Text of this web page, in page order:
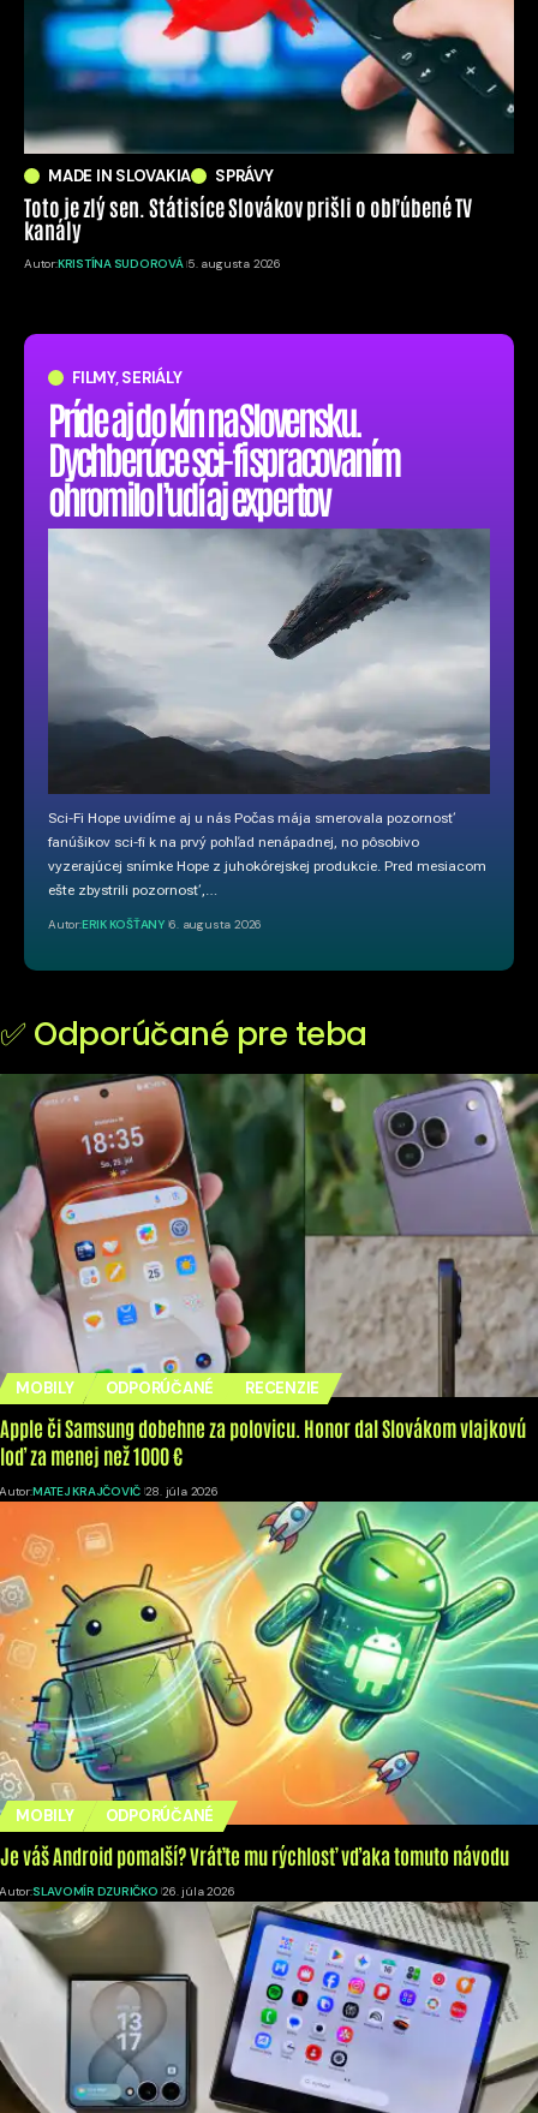
FILMY, SERIÁLY
Príde aj do kín na Slovensku.
Dychberúce sci-fi spracovaním
ohromilo ľudí aj expertov
Sci-Fi Hope uvidíme aj u nás Počas mája smerovala pozornosť
fanúšikov sci-fi k na prvý pohľad nenápadnej, no pôsobivo
vyzerajúcej snímke Hope z juhokórejskej produkcie. Pred mesiacom
ešte zbystrili pozornosť,…
Autor:ERIK KOŠŤANY 6. augusta 2026
MADE IN SLOVAKIA SPRÁVY
Toto je zlý sen. Státisíce Slovákov prišli o obľúbené TV
kanály
Autor:KRISTÍNA SUDOROVÁ 5. augusta 2026
✅ Odporúčané pre teba
MOBILY ODPORÚČANÉ RECENZIE
Apple či Samsung dobehne za polovicu. Honor dal Slovákom vlajkovú
loď za menej než 1000 €
Autor:MATEJ KRAJČOVIČ 28. júla 2026
MOBILY ODPORÚČANÉ
Je váš Android pomalší? Vráťte mu rýchlosť vďaka tomuto návodu
Autor:SLAVOMÍR DZURIČKO 26. júla 2026